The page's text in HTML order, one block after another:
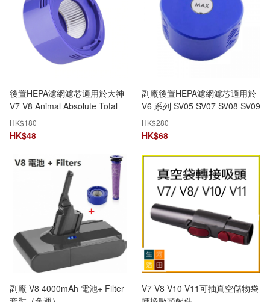
後置HEPA濾網濾芯適用於大神
V7 V8 Animal Absolute Total
Clean SV10 SV11無線吸塵機
HK$180
HK$48
副廠後置HEPA濾網濾芯適用於
V6 系列 SV05 SV07 SV08 SV09
吸塵器- 966741-01 代用
HK$280
HK$68
副廠 V8 4000mAh 電池+ Filter
V7 V8 V10 V11可抽真空儲物袋